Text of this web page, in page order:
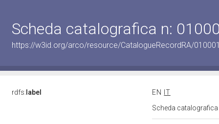
Scheda catalografica n:
https://w3id.org/arco/resource/CatalogueRecordRA/
rdfs: label EN
IT
Scheda